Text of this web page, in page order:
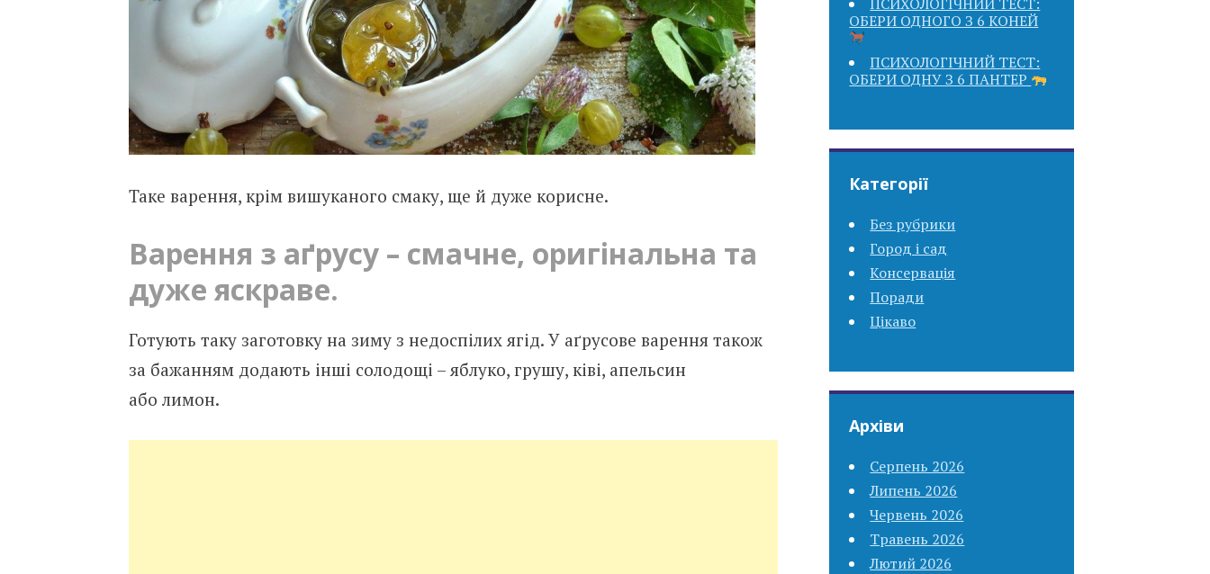
Таке варення, крім вишуканого смаку, ще й дуже корисне.
Варення з аґрусу – смачне, оригінальна та
дуже яскраве.
Готують таку заготовку на зиму з недоспілих ягід. У аґрусове варення також
за бажанням додають інші солодощі – яблуко, грушу, ківі, апельсин
або лимон.
ОБЕРИ ОДНОГО З 6 КОНЕЙ
ПСИХОЛОГІЧНИЙ ТЕСТ:
ОБЕРИ ОДНУ З 6 ПАНТЕР
Категорії
Без рубрики
Город і сад
Консервація
Поради
Цікаво
Архіви
Серпень 2026
Липень 2026
Червень 2026
Травень 2026
Лютий 2026